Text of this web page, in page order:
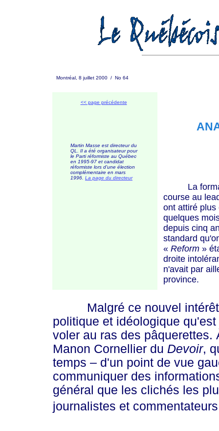
Montréal, 8 juillet 2000 / No 64
<< page précédente
Martin Masse est directeur du
QL. Il a été organisateur pour
le Parti réformiste au Québec
en 1995-97 et candidat
réformiste lors d'une élection
complémentaire en mars
1996. L a page du directeur
La
course au
ont attiré plus
quelques
depuis cinq
standard
« Reform »
droite
n'avait par
province.
Malgré ce nouvel intérêt,
politique et idéologique
voler au ras des
Manon Cornellier du Devoir,
temps – d'un point de vue
communiquer des
général que les clichés les
journalistes et